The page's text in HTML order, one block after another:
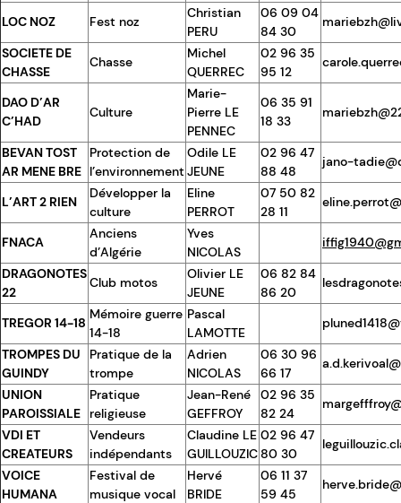
LOC NOZ Fest noz
Christian
PERU
06 09 04
84 30
SOCIETE DE
CHASSE
Chasse
Michel
QUERREC
02 96 35
95 12
DAO D’AR
C’HAD
Culture
Marie-
Pierre LE
PENNEC
06 35 91
18 33
BEVAN TOST
AR MENE BRE
Protection de
l’environnement
Odile LE
JEUNE
02 96 47
88 48
jano-
L’ART 2 RIEN
Développer la
culture
Eline
PERROT
07 50 82
28 11
FNACA
Anciens
d’Algérie
Yves
NICOLAS
DRAGONOTES
22
Club motos
Olivier LE
JEUNE
06 82 84
86 20
TREGOR 14-18
Mémoire guerre
14-18
Pascal
LAMOTTE
TROMPES DU
GUINDY
Pratique de la
trompe
Adrien
NICOLAS
06 30 96
66 17
UNION
PAROISSIALE
Pratique
religieuse
Jean-René
GEFFROY
02 96 35
82 24
VDI ET
CREATEURS
Vendeurs
indépendants
Claudine LE
GUILLOUZIC
02 96 47
80 30
VOICE
HUMANA
Festival de
musique vocal
Hervé
BRIDE
06 11 37
59 45